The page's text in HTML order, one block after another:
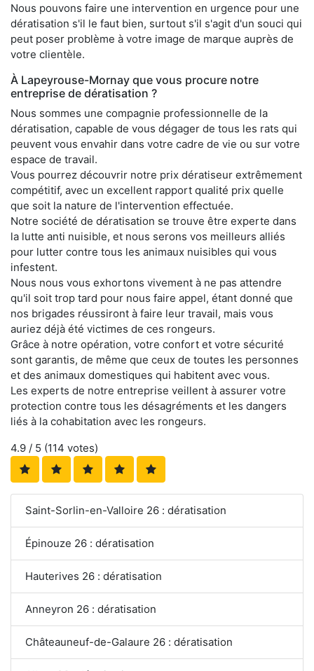
Nous pouvons faire une intervention en urgence pour une
dératisation s'il le faut bien, surtout s'il s'agit d'un souci qui
peut poser problème à votre image de marque auprès de
votre clientèle.
À Lapeyrouse-Mornay que vous procure notre
entreprise de dératisation ?
Nous sommes une compagnie professionnelle de la
dératisation, capable de vous dégager de tous les rats qui
peuvent vous envahir dans votre cadre de vie ou sur votre
espace de travail.
Vous pourrez découvrir notre prix dératiseur extrêmement
compétitif, avec un excellent rapport qualité prix quelle
que soit la nature de l'intervention effectuée.
Notre société de dératisation se trouve être experte dans
la lutte anti nuisible, et nous serons vos meilleurs alliés
pour lutter contre tous les animaux nuisibles qui vous
infestent.
Nous nous vous exhortons vivement à ne pas attendre
qu'il soit trop tard pour nous faire appel, étant donné que
nos brigades réussiront à faire leur travail, mais vous
auriez déjà été victimes de ces rongeurs.
Grâce à notre opération, votre confort et votre sécurité
sont garantis, de même que ceux de toutes les personnes
et des animaux domestiques qui habitent avec vous.
Les experts de notre entreprise veillent à assurer votre
protection contre tous les désagréments et les dangers
liés à la cohabitation avec les rongeurs.
4.9 / 5 (114 votes)
Saint-Sorlin-en-Valloire 26 : dératisation
Épinouze 26 : dératisation
Hauterives 26 : dératisation
Anneyron 26 : dératisation
Châteauneuf-de-Galaure 26 : dératisation